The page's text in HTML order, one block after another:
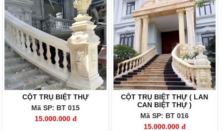
CỘT TRỤ BIỆT THỰ
Mã SP: BT 015
15.000.000 đ
CỘT TRỤ BIỆT THỰ ( LAN
CAN BIỆT THỰ )
Mã SP: BT 016
15.000.000 đ